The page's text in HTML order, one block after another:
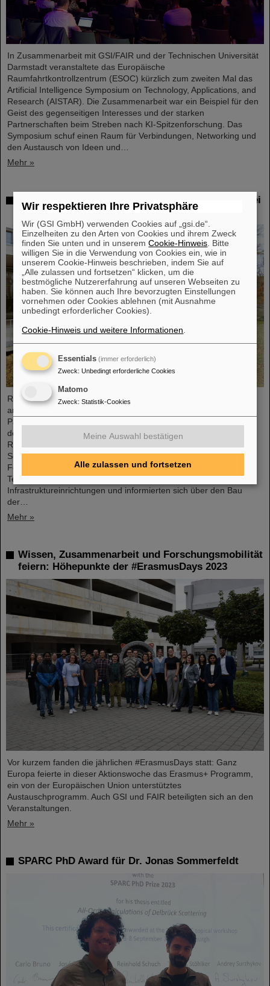
In Zusammenarbeit mit GSI/FAIR und der Technischen Universität
Darmstadt veranstaltete das Europäische
Raumfahrtkontrollzentrum (ESOC) kürzlich zum zweiten Mal das
Artificial Intelligence Symposium on Technology, Applications, and
Research (AISTAR). Die Zusammenarbeit war ein Beispiel für den
Geist des gegenseitigen Interesses und der starken
Partnerschaften beim Streben nach KI-Spitzenforschung. Das
Symposium schuf einen Raum für Verbindungen, Networking und
den Austausch von Ideen und…
Mehr »
„Saturday Morning Physics“ wieder in Präsenz bei
GSI/FAIR
Rund 120 Oberstufenschüler*innen aus ganz Hessen besuchten
am Samstag, dem 2. Dezember, erstmals nach der Corona-
Pandemie wieder in Präsenz den GSI/FAIR-Campus im Rahmen
der Veranstaltungsreihe „Saturday Morning Physics“. In
Rundgängen durch die Forschungsanlagen erhielten die
Schüler*innen spannende Einblicke in die aktuelle physikalische
Forschung, erkundeten die bestehenden GSI-
Teilchenbeschleuniger, -Experimente und -
Infrastruktureinrichtungen und informierten sich über den Bau
der…
Mehr »
Wissen, Zusammenarbeit und Forschungsmobilität
feiern: Höhepunkte der #ErasmusDays 2023
Vor kurzem fanden die jährlichen #ErasmusDays statt: Ganz
Europa feierte in dieser Aktionswoche das Erasmus+ Programm,
ein von der Europäischen Union unterstütztes
Austauschprogramm. Auch GSI und FAIR beteiligten sich an den
Veranstaltungen.
Mehr »
SPARC PhD Award für Dr. Jonas Sommerfeldt
Wir respektieren Ihre Privatsphäre
Wir (GSI GmbH) verwenden Cookies auf „gsi.de“.
Einzelheiten zu den Arten von Cookies und ihrem Zweck
finden Sie unten und in unseremCookie-Hinweis . Bitte
willigen Sie in die Verwendung von Cookies ein, wie in
unserem Cookie-Hinweis beschrieben, indem Sie auf
„Alle zulassen und fortsetzen“ klicken, um die
bestmögliche Nutzererfahrung auf unseren Webseiten zu
haben. Sie können auch Ihre bevorzugten Einstellungen
vornehmen oder Cookies ablehnen (mit Ausnahme
unbedingt erforderlicher Cookies).
Cookie-Hinweis und weitere Informationen
Essentials (immer erforderlich)
Zweck: Unbedingt erforderliche Cookies
Matomo
Zweck: Statistik-Cookies
Meine Auswahl bestätigen
Alle zulassen und fortsetzen